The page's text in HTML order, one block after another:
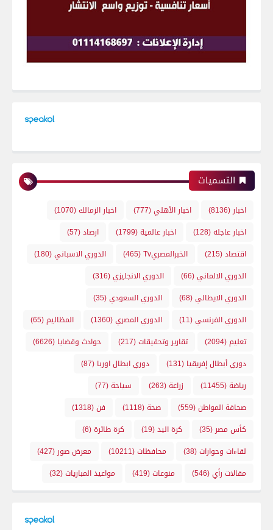
التسميات
اخبار(8136) اخبار الأهلي(777) اخبار الزمالك(1070)
اخبار عاجله(128) اخبار عالمية(1799) ارصاد(57)
اقتصاد(215) الخبرالمصريTv (465) الدوري الاسباني(180)
الدوري الالماني(66) الدوري الانجليزي(316)
الدوري الايطالي(68) الدوري السعودي(35)
الدوري الفرنسي(11) الدوري المصري(1360) المظاليم(65)
تعليم(2094) تقارير وتحقيقات(217) حوادث وقضايا (6626)
دوري أبطال إفريقيا (131) دوري ابطال اوربا (87)
رياضة(11455) زراعة(263) سياحة(77)
صحافة المواطن(559) صحة(1118) فن(1318)
كأس مصر(35) كرة اليد(19) كرة طائرة(6)
لقاءات وحوارات(38) محافظات(10211) معرض صور(427)
مقالات رأي(546) منوعات(419) مواعيد المباريات(32)